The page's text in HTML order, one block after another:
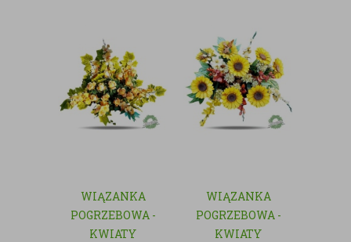
WIĄZANKA
POGRZEBOWA -
KWIATY
WIĄZANKA
POGRZEBOWA -
KWIATY